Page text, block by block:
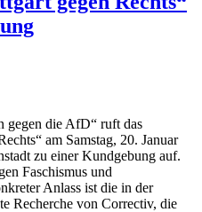
gegen die AfD“ ruft das
am Samstag, 20. Januar
zu einer Kundgebung auf.
Faschismus und
Anlass ist die in der
Recherche von Correctiv, die